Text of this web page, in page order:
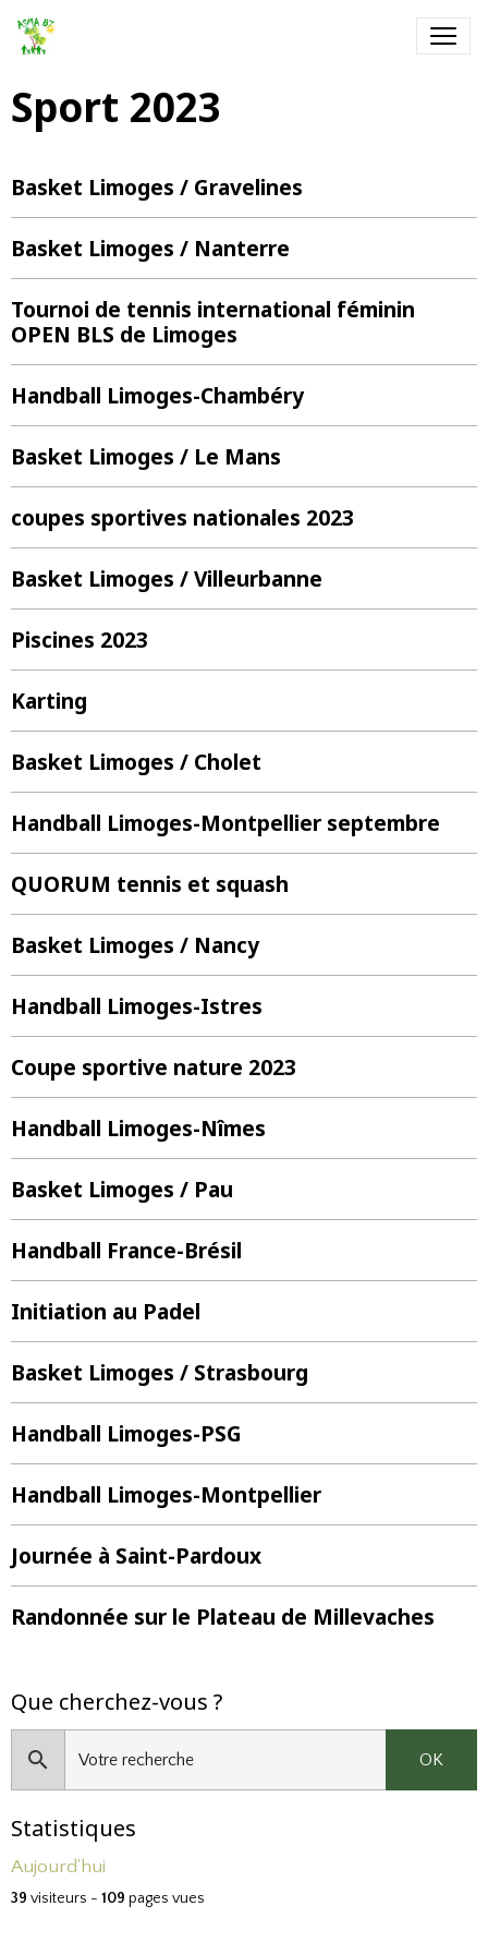
Sport 2023
Basket Limoges / Gravelines
Basket Limoges / Nanterre
Tournoi de tennis international féminin
OPEN BLS de Limoges
Handball Limoges-Chambéry
Basket Limoges / Le Mans
coupes sportives nationales 2023
Basket Limoges / Villeurbanne
Piscines 2023
Karting
Basket Limoges / Cholet
Handball Limoges-Montpellier septembre
QUORUM tennis et squash
Basket Limoges / Nancy
Handball Limoges-Istres
Coupe sportive nature 2023
Handball Limoges-Nîmes
Basket Limoges / Pau
Handball France-Brésil
Initiation au Padel
Basket Limoges / Strasbourg
Handball Limoges-PSG
Handball Limoges-Montpellier
Journée à Saint-Pardoux
Randonnée sur le Plateau de Millevaches
Que cherchez-vous ?
OK
Statistiques
Aujourd'hui
39 visiteurs - 109 pages vues